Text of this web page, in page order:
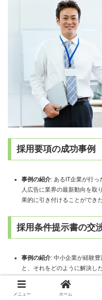
採用要項の成功事例
事例の紹介: あるIT企業が行
人広告に業界の最新動向を取
果的に引き付けることができた
採用条件提示書の交
事例の紹介: 中小企業が経験
と、それをどのように解決し
メニュー ホーム